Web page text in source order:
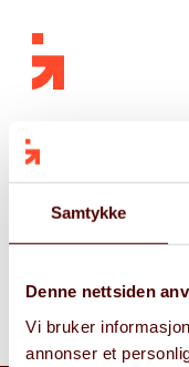
Samtykke
Denne nettsiden
Vi bruker
annonser et
PECB –
27034